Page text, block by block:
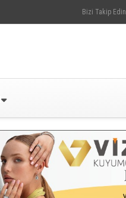
Bizi Takip Edin